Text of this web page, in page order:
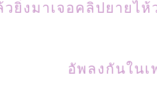
ยิ่งมาเจอคลิปยายไห้
อัพลงกันใน